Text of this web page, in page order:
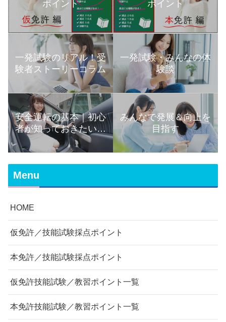
ポイント ポイント
一発試験のリアル！受
験者ストーリーコラム
一発試験・みんなの体
験談
安全運転の基本｜初心
者が知っておきたい運
転の知識まとめ
みんなで発展＆向上を
目指す
Menu
HOME
仮免許／技能試験採点ポイント
本免許／技能試験採点ポイント
仮免許技能試験／教習ポイント一覧
本免許技能試験／教習ポイント一覧